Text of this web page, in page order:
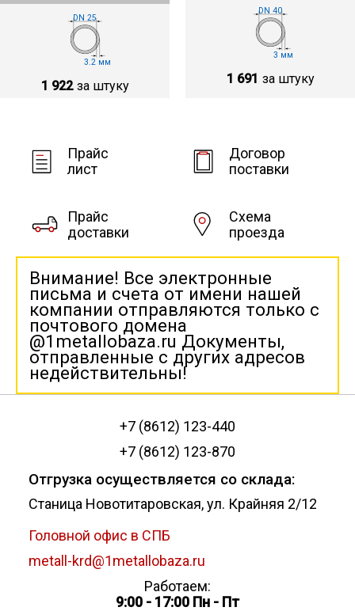
DN 25
3.2 мм
1 922 за штуку
DN 40
3 мм
1 691 за штуку
Прайс
лист
Договор
поставки
Прайс
доставки
Схема
проезда
Внимание! Все электронные
письма и счета от имени нашей
компании отправляются только с
почтового домена
@1metallobaza.ru Документы,
отправленные с других адресов
недействительны!
+7 (8612) 123-440
+7 (8612) 123-870
Отгрузка осуществляется со склада:
Станица Новотитаровская, ул. Крайняя 2/12
Головной офис в СПБ
metall-krd@1metallobaza.ru
Работаем:
9:00 - 17:00 Пн - Пт